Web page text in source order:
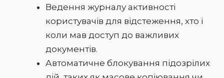
Ведення журналу активності
користувачів для відстеження, хто і
коли мав доступ до важливих
документів.
Автоматичне блокування підозрілих